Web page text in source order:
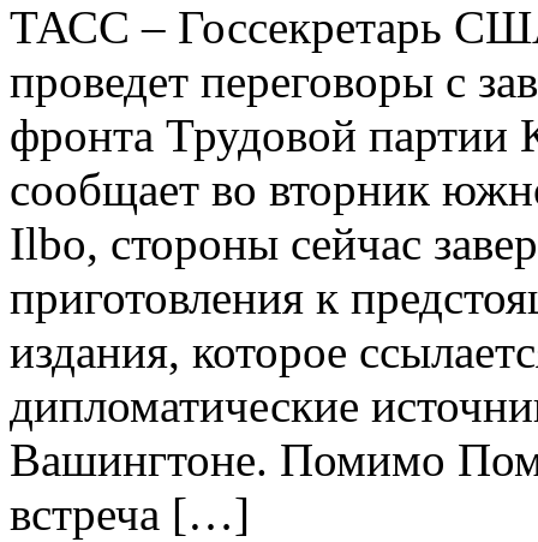
ТАСС – Госсекретарь
проведет переговоры с
фронта Трудовой
сообщает во вторник
Ilbo, стороны сейчас
приготовления к
издания, которое
дипломатические
Вашингтоне. Помимо
встреча […]